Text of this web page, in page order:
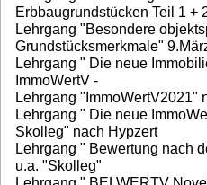
Erbbaugrundstücken Teil 1 +
Lehrgang "Besondere
Grundstücksmerkmale"
Lehrgang " Die neue
ImmoWertV -
Lehrgang "ImmoWertV2021"
Lehrgang " Die neue
Skolleg" nach Hypzert
Lehrgang " Bewertung nach
u.a. "Skolleg"